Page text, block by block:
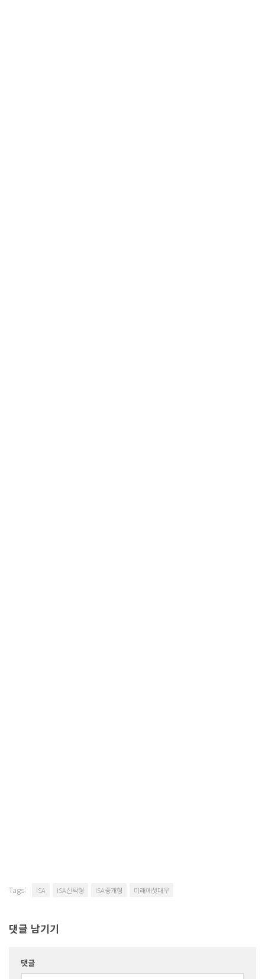
Tags: ISA ISA신탁형 ISA중개형 미래에셋대우
댓글 남기기
댓글